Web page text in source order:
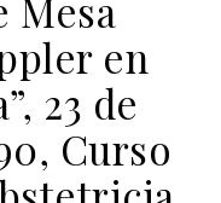
Mesa
en
23 de
Curso